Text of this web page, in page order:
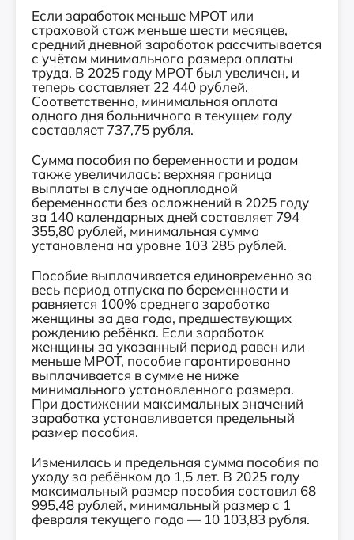
Если заработок меньше МРОТ или
страховой стаж меньше шести месяцев,
средний дневной заработок рассчитывается
с учётом минимального размера оплаты
труда. В 2025 году МРОТ был увеличен, и
теперь составляет 22 440 рублей.
Соответственно, минимальная оплата
одного дня больничного в текущем году
составляет 737,75 рубля.
Сумма пособия по беременности и родам
также увеличилась: верхняя граница
выплаты в случае одноплодной
беременности без осложнений в 2025 году
за 140 календарных дней составляет 794
355,80 рублей, минимальная сумма
установлена на уровне 103 285 рублей.
Пособие выплачивается единовременно за
весь период отпуска по беременности и
равняется 100% среднего заработка
женщины за два года, предшествующих
рождению ребёнка. Если заработок
женщины за указанный период равен или
меньше МРОТ, пособие гарантированно
выплачивается в сумме не ниже
минимального установленного размера.
При достижении максимальных значений
заработка устанавливается предельный
размер пособия.
Изменилась и предельная сумма пособия по
уходу за ребёнком до 1,5 лет. В 2025 году
максимальный размер пособия составил 68
995,48 рублей, минимальный размер с 1
февраля текущего года — 10 103,83 рубля.